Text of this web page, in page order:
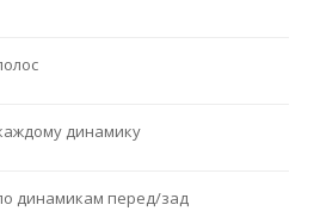
динамику
динамикам перед/зад